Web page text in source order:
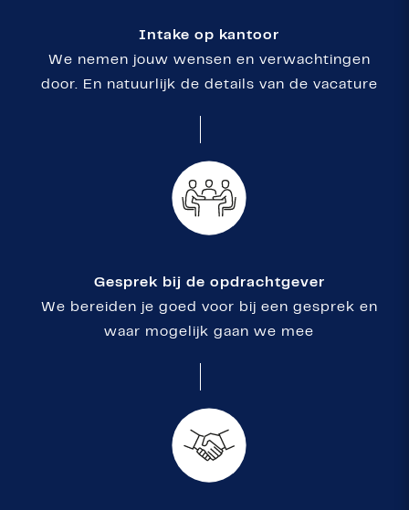
Intake op kantoor
We nemen jouw wensen en verwachtingen
door. En natuurlijk de details van de vacature
Gesprek bij de opdrachtgever
We bereiden je goed voor bij een gesprek en
waar mogelijk gaan we mee